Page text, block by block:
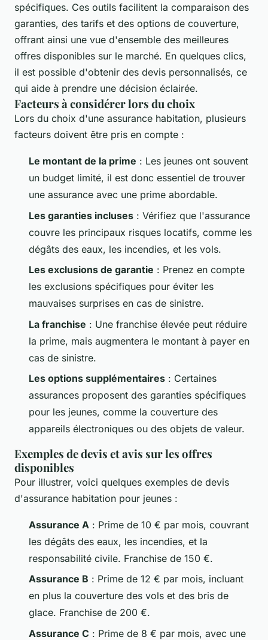
spécifiques. Ces outils facilitent la comparaison des
garanties, des tarifs et des options de couverture,
offrant ainsi une vue d'ensemble des meilleures
offres disponibles sur le marché. En quelques clics,
il est possible d'obtenir des devis personnalisés, ce
qui aide à prendre une décision éclairée.
Facteurs à considérer lors du choix
Lors du choix d'une assurance habitation, plusieurs
facteurs doivent être pris en compte :
Le montant de la prime : Les jeunes ont souvent
un budget limité, il est donc essentiel de trouver
une assurance avec une prime abordable.
Les garanties incluses : Vérifiez que l'assurance
couvre les principaux risques locatifs, comme les
dégâts des eaux, les incendies, et les vols.
Les exclusions de garantie : Prenez en compte
les exclusions spécifiques pour éviter les
mauvaises surprises en cas de sinistre.
La franchise : Une franchise élevée peut réduire
la prime, mais augmentera le montant à payer en
cas de sinistre.
Les options supplémentaires : Certaines
assurances proposent des garanties spécifiques
pour les jeunes, comme la couverture des
appareils électroniques ou des objets de valeur.
Exemples de devis et avis sur les offres
disponibles
Pour illustrer, voici quelques exemples de devis
d'assurance habitation pour jeunes :
Assurance A : Prime de 10 € par mois, couvrant
les dégâts des eaux, les incendies, et la
responsabilité civile. Franchise de 150 €.
Assurance B : Prime de 12 € par mois, incluant
en plus la couverture des vols et des bris de
glace. Franchise de 200 €.
Assurance C : Prime de 8 € par mois, avec une